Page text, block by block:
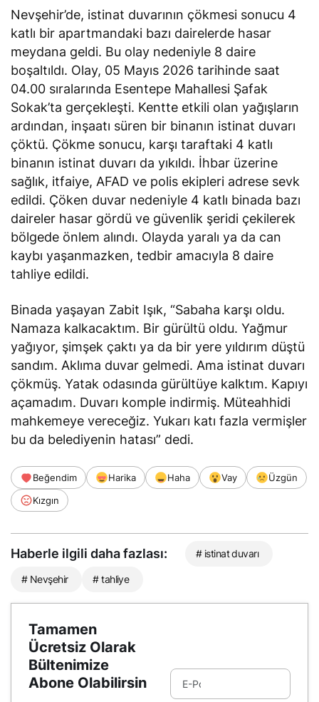
Nevşehir’de, istinat duvarının çökmesi sonucu 4
katlı bir apartmandaki bazı dairelerde hasar
meydana geldi. Bu olay nedeniyle 8 daire
boşaltıldı. Olay, 05 Mayıs 2026 tarihinde saat
04.00 sıralarında Esentepe Mahallesi Şafak
Sokak’ta gerçekleşti. Kentte etkili olan yağışların
ardından, inşaatı süren bir binanın istinat duvarı
çöktü. Çökme sonucu, karşı taraftaki 4 katlı
binanın istinat duvarı da yıkıldı. İhbar üzerine
sağlık, itfaiye, AFAD ve polis ekipleri adrese sevk
edildi. Çöken duvar nedeniyle 4 katlı binada bazı
daireler hasar gördü ve güvenlik şeridi çekilerek
bölgede önlem alındı. Olayda yaralı ya da can
kaybı yaşanmazken, tedbir amacıyla 8 daire
tahliye edildi.
Binada yaşayan Zabit Işık, “Sabaha karşı oldu.
Namaza kalkacaktım. Bir gürültü oldu. Yağmur
yağıyor, şimşek çaktı ya da bir yere yıldırım düştü
sandım. Aklıma duvar gelmedi. Ama istinat duvarı
çökmüş. Yatak odasında gürültüye kalktım. Kapıyı
açamadım. Duvarı komple indirmiş. Müteahhidi
mahkemeye vereceğiz. Yukarı katı fazla vermişler
bu da belediyenin hatası” dedi.
Beğendim Harika Haha Vay
Üzgün
Kızgın
Haberle ilgili daha fazlası: # istinat duvarı
# Nevşehir # tahliye
Tamamen
Ücretsiz Olarak
Bültenimize
Abone Olabilirsin